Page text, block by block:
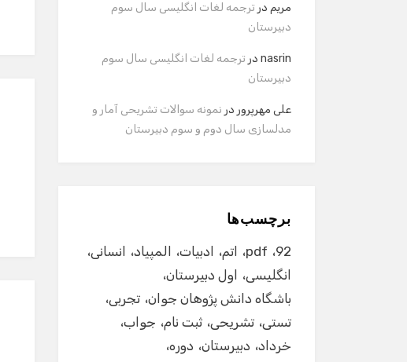
مریم در ترجمه لغات انگلیسی سال سوم
دبیرستان
nasrin در ترجمه لغات انگلیسی سال سوم
دبیرستان
علی مهرپرور در نمونه سوالات تشریحی آمار و
مدلسازی سال دوم و سوم دبیرستان
برچسب‌ها
92
pdf اتم ادبیات المپیاد
انسانی
انگلیسی
اول دبیرستان
باشگاه دانش پژوهان جوان تجربی
تستی تشریحی ثبت نام جواب
خرداد دبیرستان دوره